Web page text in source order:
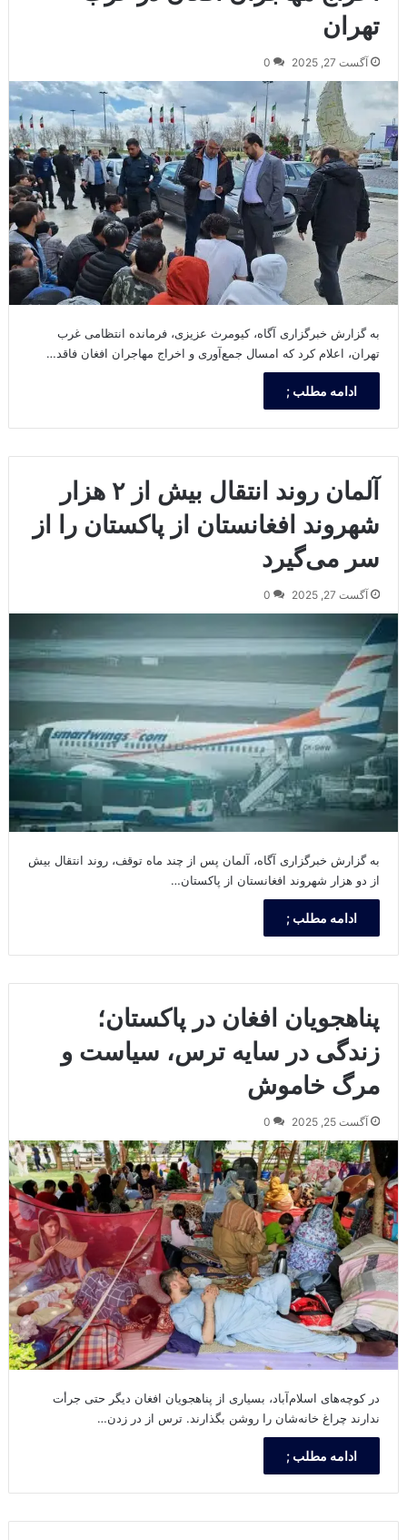
تهران
آگست 27, 2025 0
به گزارش خبرگزاری آگاه، کیومرث عزیزی، فرمانده انتظامی غرب
تهران، اعلام کرد که امسال جمع‌آوری و اخراج مهاجران افغان فاقد…
ادامه مطلب ;
آلمان روند انتقال بیش از ۲ هزار
شهروند افغانستان از پاکستان را از
سر می‌گیرد
آگست 27, 2025 0
به گزارش خبرگزاری آگاه، آلمان پس از چند ماه توقف، روند انتقال بیش
از دو هزار شهروند افغانستان از پاکستان…
ادامه مطلب ;
پناهجویان افغان در پاکستان؛
زندگی در سایه ترس، سیاست و
مرگ خاموش
آگست 25, 2025 0
در کوچه‌های اسلام‌آباد، بسیاری از پناهجویان افغان دیگر حتی جرأت
ندارند چراغ خانه‌شان را روشن بگذارند. ترس از در زدن…
ادامه مطلب ;